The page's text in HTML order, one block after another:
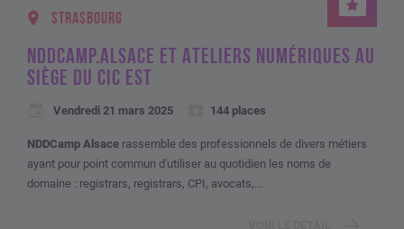
STRASBOURG
NDDCAMP.ALSACE ET ATELIERS NUMÉRIQUES AU
SIÈGE DU CIC EST
Vendredi 21 mars 2025 144 places
NDDCamp Alsace rassemble des professionnels de divers métiers
ayant pour point commun d'utiliser au quotidien les noms de
domaine : registrars, registrars, CPI, avocats,...